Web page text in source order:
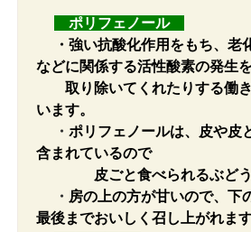
ポリフェノール
・ 強い抗酸化作用をもち、老
などに関係する活性酸素の発生を
取り除いてくれたりする働き
います。
・ ポリフェノールは、皮や皮
含まれているので
皮ごと食べられるぶどうは
・ 房の上の方が甘いので、下
最後までおいしく召し上がれま